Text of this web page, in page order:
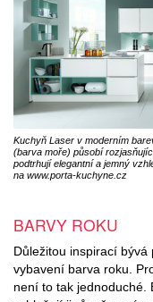
Kuchyň Laser v moderním
(barva moře) působí
podtrhují elegantní a jemný
na www.porta-kuchyne.cz
BARVY ROKU
Důležitou inspirací
vybavení barva roku.
není to tak jednoduché.